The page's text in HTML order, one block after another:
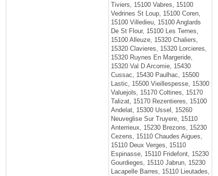
Tiviers, 15100 Vabres, 15100
Vedrines St Loup, 15100 Coren,
15100 Villedieu, 15100 Anglards
De St Flour, 15100 Les Ternes,
15100 Alleuze, 15320 Chaliers,
15320 Clavieres, 15320 Lorcieres,
15320 Ruynes En Margeride,
15320 Val D Arcomie, 15430
Cussac, 15430 Paulhac, 15500
Lastic, 15500 Vieillespesse, 15300
Valuejols, 15170 Coltines, 15170
Talizat, 15170 Rezentieres, 15100
Andelat, 15300 Ussel, 15260
Neuveglise Sur Truyere, 15110
Anterrieux, 15230 Brezons, 15230
Cezens, 15110 Chaudes Aigues,
15110 Deux Verges, 15110
Espinasse, 15110 Fridefont, 15230
Gourdieges, 15110 Jabrun, 15230
Lacapelle Barres, 15110 Lieutades,